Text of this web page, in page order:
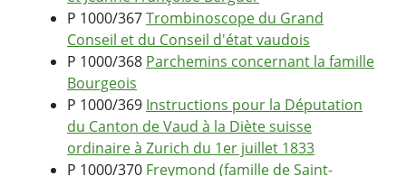
P 1000/367Trombinoscope du Grand
Conseil et du Conseil d'état vaudois
P 1000/368 Parchemins concernant la famille
Bourgeois
P 1000/369 Instructions pour la Députation
du Canton de Vaud à la Diète suisse
ordinaire à Zurich du 1er juillet 1833
P 1000/370 Freymond (famille de Saint-